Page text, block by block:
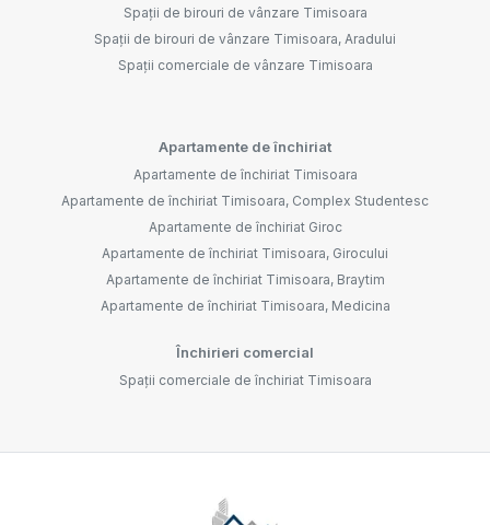
Spații de birouri de vânzare Timisoara
Spații de birouri de vânzare Timisoara, Aradului
Spații comerciale de vânzare Timisoara
Apartamente de închiriat
Apartamente de închiriat Timisoara
Apartamente de închiriat Timisoara, Complex Studentesc
Apartamente de închiriat Giroc
Apartamente de închiriat Timisoara, Girocului
Apartamente de închiriat Timisoara, Braytim
Apartamente de închiriat Timisoara, Medicina
Închirieri comercial
Spații comerciale de închiriat Timisoara